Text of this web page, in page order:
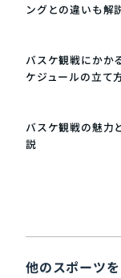
ングとの違いも解
バスケ観戦にかか
ケジュールの立て
バスケ観戦の魅力
説
他のスポーツ